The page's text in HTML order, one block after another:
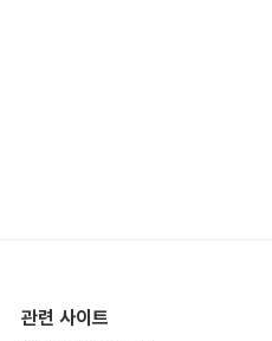
관련 사이트